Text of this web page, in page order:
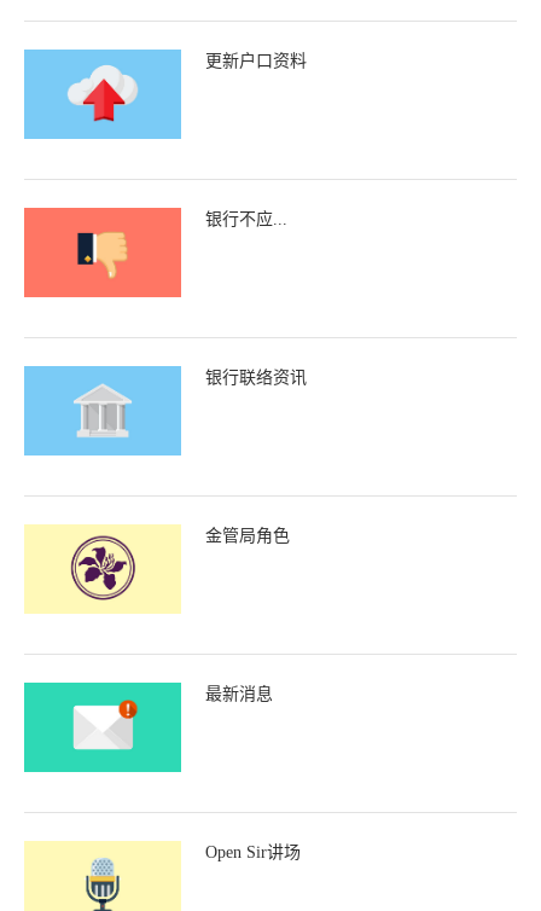
更新户口资料
银行不应...
银行联络资讯
金管局角色
最新消息
Open Sir讲场